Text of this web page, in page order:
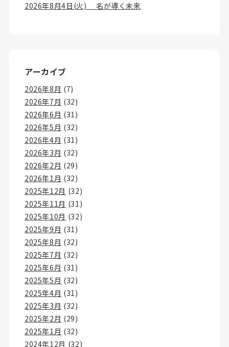
2026年8月4日(火) 名が導く未来
アーカイブ
2026年8月 (7)
2026年7月 (32)
2026年6月 (31)
2026年5月 (32)
2026年4月 (31)
2026年3月 (32)
2026年2月 (29)
2026年1月 (32)
2025年12月 (32)
2025年11月 (31)
2025年10月 (32)
2025年9月 (31)
2025年8月 (32)
2025年7月 (32)
2025年6月 (31)
2025年5月 (32)
2025年4月 (31)
2025年3月 (32)
2025年2月 (29)
2025年1月 (32)
2024年12月 (32)